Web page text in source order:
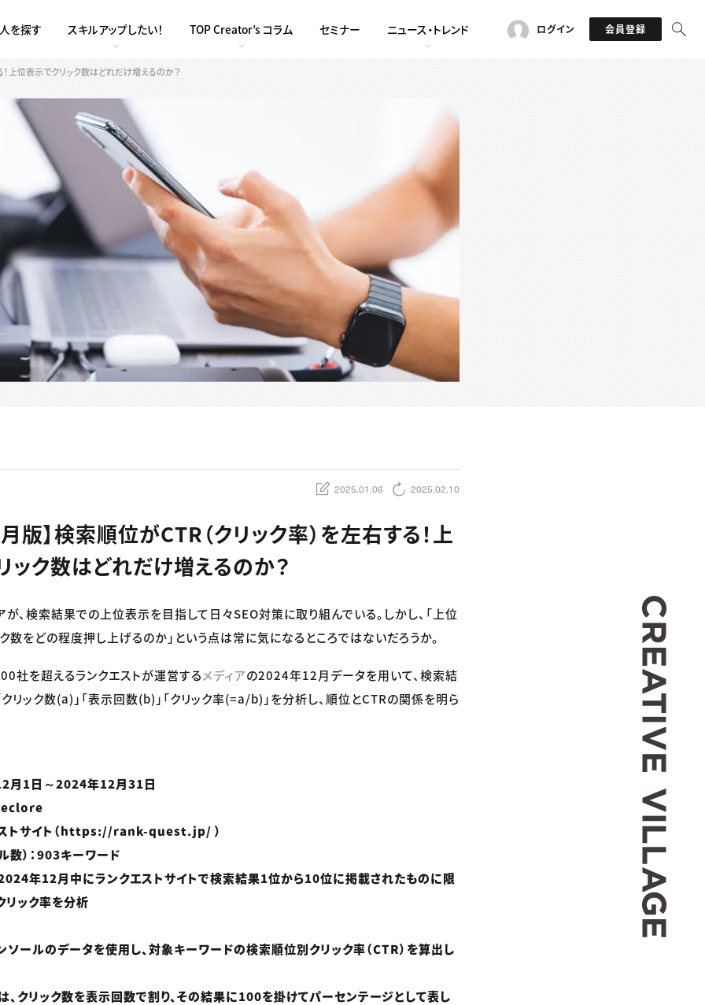
を探す スキルアップしたい！ TOP Creator’s コラム セミナー ニュース・トレンド ログイン 会員登録
！上位表示でクリック数はどれだけ増えるのか？
2025.01.06 2025.02.10
版】検索順位がCTR（クリック率）を左右する！上
ック数はどれだけ増えるのか？
が、検索結果での上位表示を目指して日々SEO対策に取り組んでいる。しかし、「上位
数をどの程度押し上げるのか」という点は常に気になるところではないだろうか。
社を超えるランクエストが運営するメディアの2024年12月データを用いて、検索結
リック数(a)」「表示回数(b)」「クリック率(=a/b)」を分析し、順位とCTRの関係を明ら
月1日～2024年12月31日
eclore
ストサイト（https://rank-quest.jp/ ）
数）：903キーワード
年12月中にランクエストサイトで検索結果1位から10位に掲載されたものに限
リック率を分析
ールのデータを使用し、対象キーワードの検索順位別クリック率（CTR）を算出し
は、クリック数を表示回数で割り、その結果に100を掛けてパーセンテージとして表し